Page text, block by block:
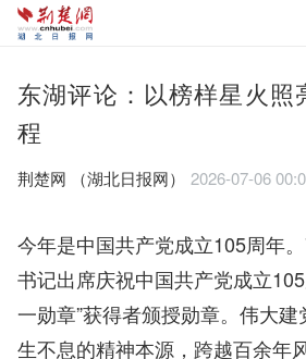
东湖评论：以榜样星火照
程
荆楚网 ​（湖北日报网） 2026-07-06
今年是中国共产党成立105周年
书记出席庆祝中国共产党成立
一勋章”获得者颁授勋章。伟大
生不息的精神本源，跨越百余年